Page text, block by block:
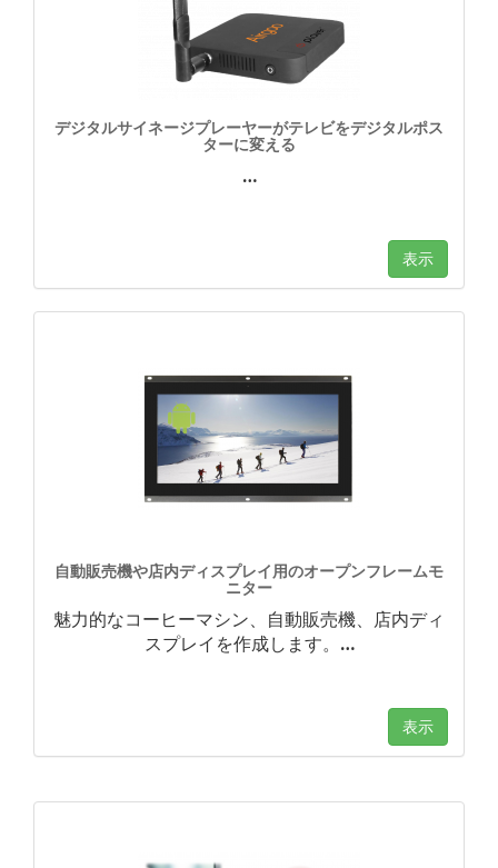
デジタルサイネージプレーヤーがテレビをデジタルポス
ターに変える
…
表示
自動販売機や店内ディスプレイ用のオープンフレームモ
ニター
魅力的なコーヒーマシン、自動販売機、店内ディ
スプレイを作成します。 …
表示